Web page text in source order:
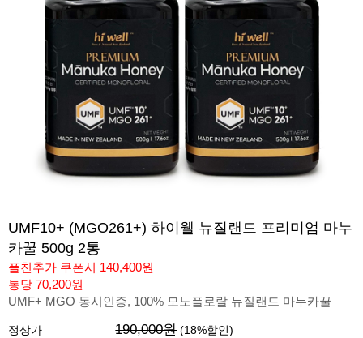
UMF10+ (MGO261+) 하이웰 뉴질랜드 프리미엄 마누
카꿀 500g 2통
플친추가 쿠폰시 140,400원
통당 70,200원
UMF+ MGO 동시인증, 100% 모노플로랄 뉴질랜드 마누카꿀
정상가 190,000원 (18%할인)